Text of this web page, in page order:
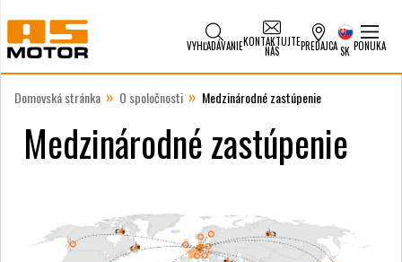
VYHĽADÁVANIEKONTAKTUJTE
NÁS PREDAJCA SK PONUKA
Domovská stránka » O spoločnosti » Medzinárodné zastúpenie
Medzinárodné zastúpenie